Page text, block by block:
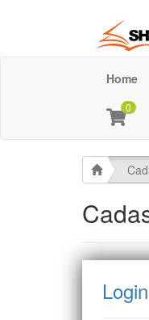
Home
0
Login